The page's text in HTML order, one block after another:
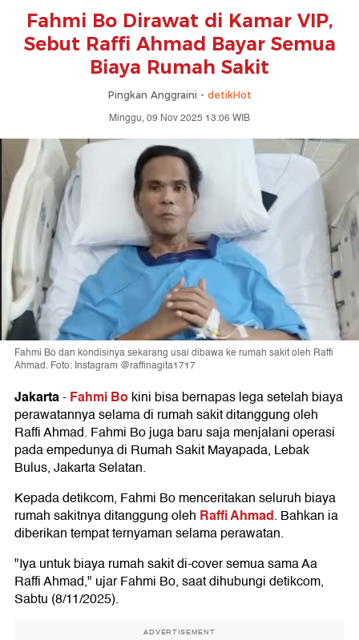
Fahmi Bo Dirawat di Kamar VIP,
Sebut Raffi Ahmad Bayar Semua
Biaya Rumah Sakit
Pingkan Anggraini - detikHot
Minggu, 09 Nov 2025 13:06 WIB
Fahmi Bo dan kondisinya sekarang usai dibawa ke rumah sakit oleh Raffi
Ahmad. Foto: Instagram @raffinagita1717
Jakarta-Fahmi Bokini bisa bernapas lega setelah biaya
perawatannya selama di rumah sakit ditanggung oleh
Raffi Ahmad. Fahmi Bo juga baru saja menjalani operasi
pada empedunya di Rumah Sakit Mayapada, Lebak
Bulus, Jakarta Selatan.
Kepada detikcom, Fahmi Bo menceritakan seluruh biaya
rumah sakitnya ditanggung oleh Raffi Ahmad. Bahkan ia
diberikan tempat ternyaman selama perawatan.
"Iya untuk biaya rumah sakit di-cover semua sama Aa
Raffi Ahmad," ujar Fahmi Bo, saat dihubungi detikcom,
Sabtu (8/11/2025).
ADVERTISEMENT